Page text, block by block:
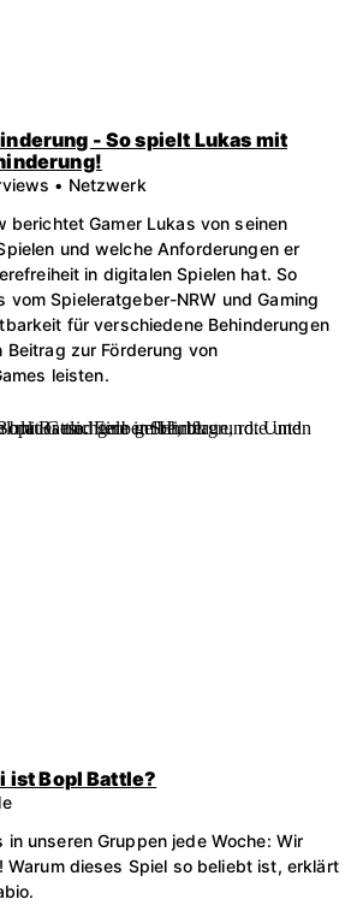
- So spielt Lukas mit
• Netzwerk
berichtet Gamer Lukas von seinen
und welche Anforderungen er
in digitalen Spielen hat. So
vom Spieleratgeber-NRW und Gaming
für verschiedene Behinderungen
Beitrag zur Förderung von
leisten.
Bopl Battle?
in unseren Gruppen jede Woche: Wir
Warum dieses Spiel so beliebt ist, erklärt